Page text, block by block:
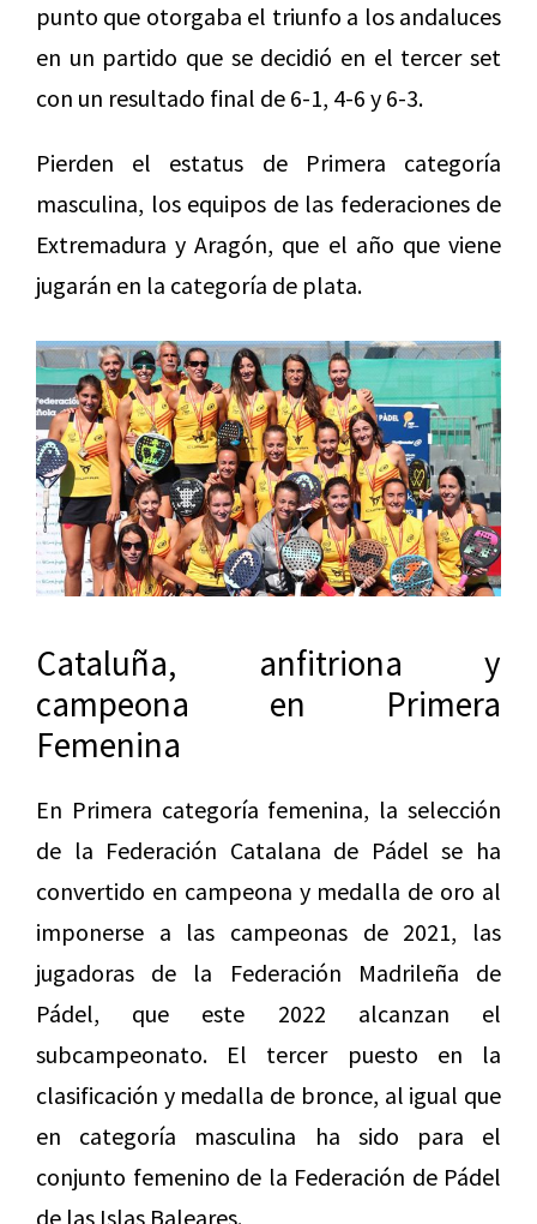
punto que otorgaba el triunfo a los andaluces
en un partido que se decidió en el tercer set
con un resultado final de 6-1, 4-6 y 6-3.
Pierden el estatus de Primera categoría
masculina, los equipos de las federaciones de
Extremadura y Aragón, que el año que viene
jugarán en la categoría de plata.
Cataluña, anfitriona y
campeona en Primera
Femenina
En Primera categoría femenina, la selección
de la Federación Catalana de Pádel se ha
convertido en campeona y medalla de oro al
imponerse a las campeonas de 2021, las
jugadoras de la Federación Madrileña de
Pádel, que este 2022 alcanzan el
subcampeonato. El tercer puesto en la
clasificación y medalla de bronce, al igual que
en categoría masculina ha sido para el
conjunto femenino de la Federación de Pádel
de las Islas Baleares.